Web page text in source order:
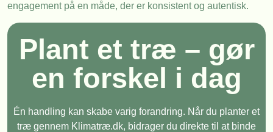
engagement på en måde, der er konsistent og autentisk.
Plant et træ – gør
en forskel i dag
Én handling kan skabe varig forandring. Når du planter et
træ gennem Klimatræ.dk, bidrager du direkte til at binde